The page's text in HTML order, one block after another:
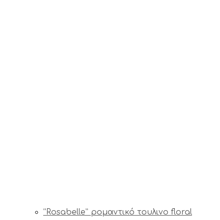
“Rosabelle” ρομαντικό τουλινο floral